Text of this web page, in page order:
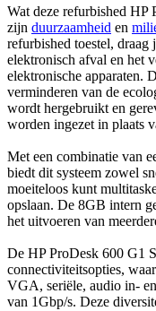
Wat deze refurbished HP
zijn duurzaamheid en
refurbished toestel, draag
elektronisch afval en het
elektronische apparaten.
verminderen van de
wordt hergebruikt en
worden ingezet in plaats
Met een combinatie van
biedt dit systeem zowel
moeiteloos kunt
opslaan. De 8GB intern
het uitvoeren van
De HP ProDesk 600 G1
connectiviteitsopties,
VGA, seriële, audio in-
van 1Gbp/s. Deze